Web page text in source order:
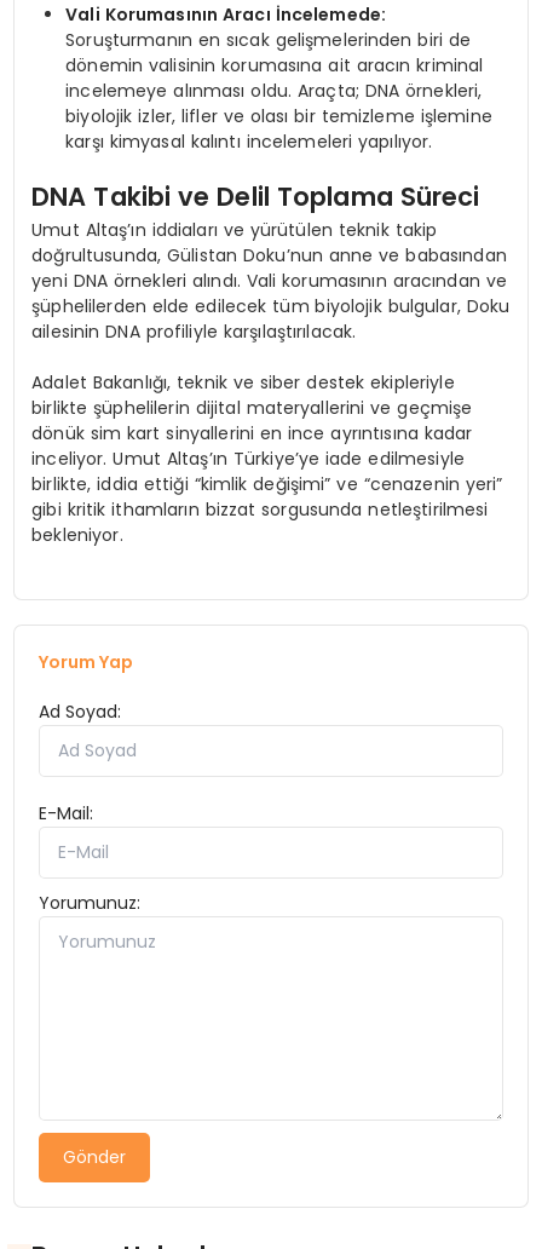
Vali Korumasının Aracı İncelemede:
Soruşturmanın en sıcak gelişmelerinden biri de
dönemin valisinin korumasına ait aracın kriminal
incelemeye alınması oldu. Araçta; DNA örnekleri,
biyolojik izler, lifler ve olası bir temizleme işlemine
karşı kimyasal kalıntı incelemeleri yapılıyor.
DNA Takibi ve Delil Toplama Süreci
Umut Altaş’ın iddiaları ve yürütülen teknik takip
doğrultusunda, Gülistan Doku’nun anne ve babasından
yeni DNA örnekleri alındı. Vali korumasının aracından ve
şüphelilerden elde edilecek tüm biyolojik bulgular, Doku
ailesinin DNA profiliyle karşılaştırılacak.
Adalet Bakanlığı, teknik ve siber destek ekipleriyle
birlikte şüphelilerin dijital materyallerini ve geçmişe
dönük sim kart sinyallerini en ince ayrıntısına kadar
inceliyor. Umut Altaş’ın Türkiye’ye iade edilmesiyle
birlikte, iddia ettiği “kimlik değişimi” ve “cenazenin yeri”
gibi kritik ithamların bizzat sorgusunda netleştirilmesi
bekleniyor.
Yorum Yap
Ad Soyad:
E-Mail:
Yorumunuz:
Gönder